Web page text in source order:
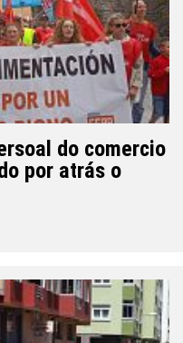
do comercio
por atrás o